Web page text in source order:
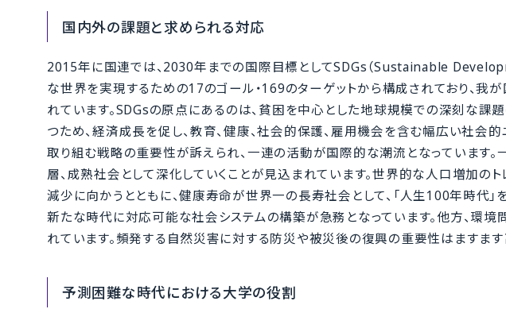
国内外の課題と求められる対応
2015年に国連では、2030年までの国際目標としてSDGs（Sustainable
な世界を実現するための17のゴール・169のターゲットから構成されており、
れています。SDGsの原点にあるのは、貧困を中心とした地球規模での深刻な課
つため、経済成長を促し、教育、健康、社会的保護、雇用機会を含む幅広い社会
取り組む戦略の重要性が訴えられ、一連の活動が国際的な潮流となっています。
層、成熟社会として深化していくことが見込まれています。世界的な人口増加の
減少に向かうとともに、健康寿命が世界一の長寿社会として、「人生100年時代」
新たな時代に対応可能な社会システムの構築が急務となっています。他方、環
れています。頻発する自然災害に対する防災や被災後の復興の重要性はますます
予測困難な時代における大学の役割